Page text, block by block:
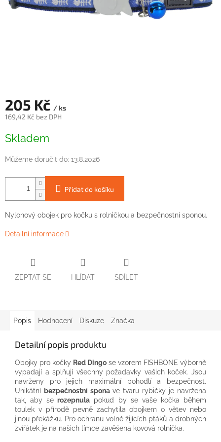
205 Kč / ks
169,42 Kč bez DPH
cena:
Skladem
Můžeme doručit do: 13.8.2026
Přidat do košíku
Nylonový obojek pro kočku s rolničkou a bezpečnostní sponou.
Detailní informace
ZEPTAT SE HLÍDAT SDÍLET
Popis Hodnocení Diskuze Značka
Detailní popis produktu
Obojky pro kočky Red Dingo se vzorem FISHBONE výborně
vypadají a splňují všechny požadavky vašich koček. Jsou
navrženy pro jejich maximální pohodlí a bezpečnost.
Unikátní bezpečnostní spona ve tvaru rybičky je navržena
tak, aby se rozepnula pokud by se vaše kočka během
toulek v přírodě pevně zachytila obojkem o větev nebo
jinou překážku. Pro ochranu volně žijících ptáků a drobných
zvířátek je na našich límce zavěšena kovová rolnička.